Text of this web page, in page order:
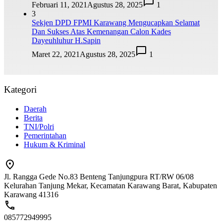
Februari 11, 2021Agustus 28, 2025
1
3
Sekjen DPD FPMI Karawang Mengucapkan Selamat
Dan Sukses Atas Kemenangan Calon Kades
Dayeuhluhur H.Sapin
Maret 22, 2021Agustus 28, 2025 1
Kategori
Daerah
Berita
TNI/Polri
Pemerintahan
Hukum & Kriminal
Jl. Rangga Gede No.83 Benteng Tanjungpura RT/RW 06/08
Kelurahan Tanjung Mekar, Kecamatan Karawang Barat, Kabupaten
Karawang 41316
085772949995